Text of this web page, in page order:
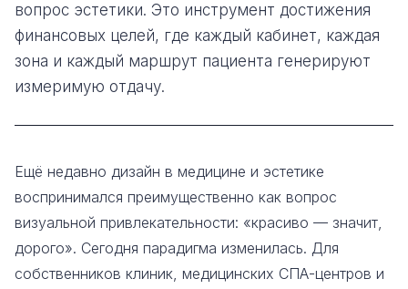
вопрос эстетики. Это инструмент достижения
финансовых целей, где каждый кабинет, каждая
зона и каждый маршрут пациента генерируют
измеримую отдачу.
Ещё недавно дизайн в медицине и эстетике
воспринимался преимущественно как вопрос
визуальной привлекательности: «красиво — значит,
дорого». Сегодня парадигма изменилась. Для
собственников клиник, медицинских СПА-центров и